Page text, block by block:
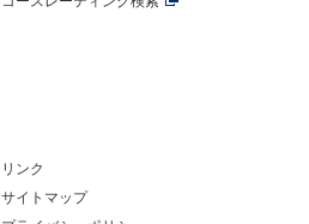
リンク
サイトマップ